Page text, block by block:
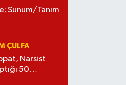
Sunum/Tanım
ÇULFA
Narsist
50